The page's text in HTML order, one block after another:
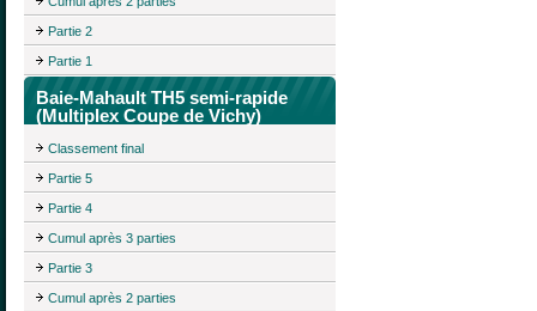
Partie 2
Partie 1
Baie-Mahault TH5 semi-rapide
(Multiplex Coupe de Vichy)
Classement final
Partie 5
Partie 4
Cumul après 3 parties
Partie 3
Cumul après 2 parties